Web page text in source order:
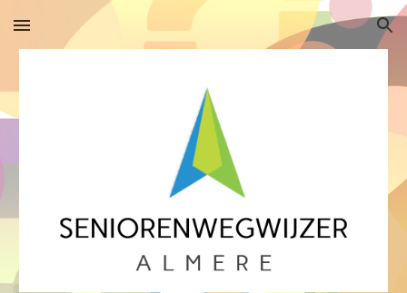
Skip to main content Skip to navigation